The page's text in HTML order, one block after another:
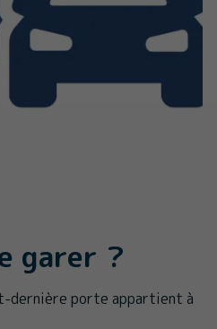
garer ?
dernière porte appartient à